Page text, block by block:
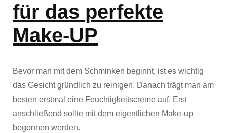
für das perfekte
Make-UP
Bevor man mit dem Schminken beginnt, ist es wichtig
das Gesicht gründlich zu reinigen. Danach trägt man am
besten erstmal eine Feuchtigkeitscreme auf. Erst
anschließend sollte mit dem eigentlichen Make-up
begonnen werden.